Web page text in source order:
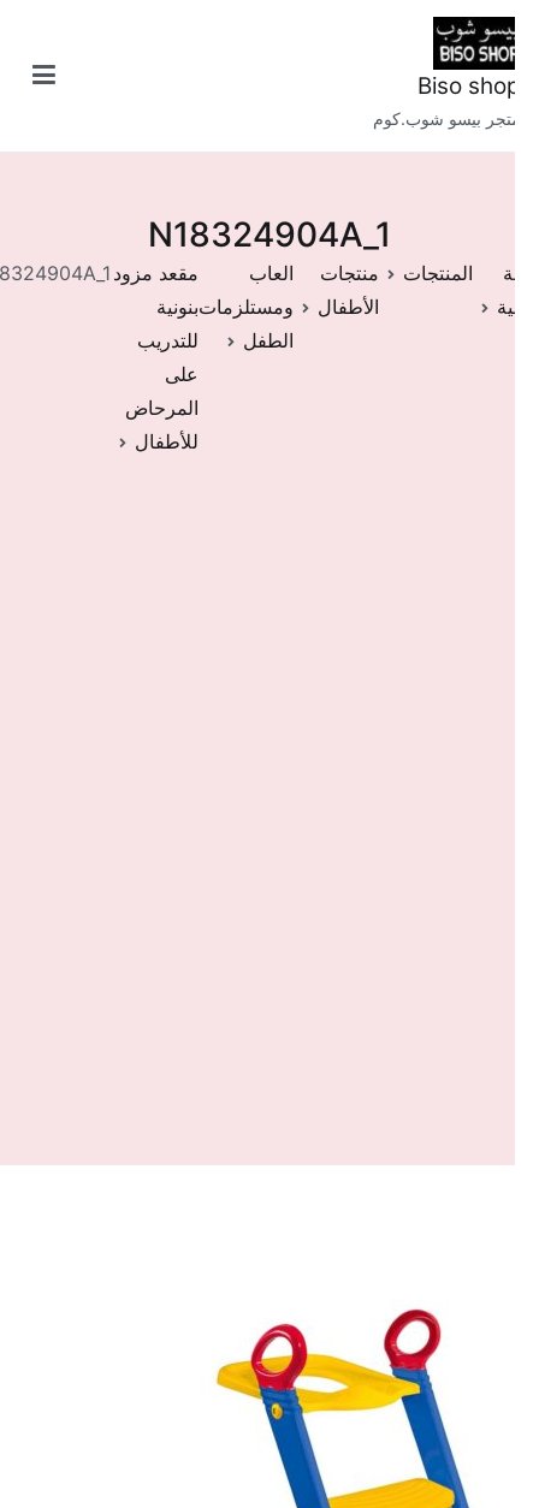
Biso
بيسو شوب.كوم
N18324904A_1
المنتجات
منتجات
الأطفال
العاب
ومستلزمات
الطفل
مقعد مزود
بنونية
للتدريب
على
المرحاض
للأطفال
N18324904A_1